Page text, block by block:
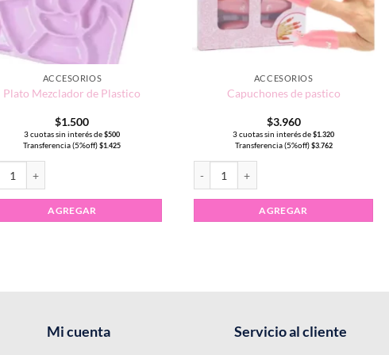
ACCESORIOS
Plato Mezclador de Plastico
$1.500
3 cuotas sin interés de$500
Transferencia (5%off)$1.425
AGREGAR
ACCESORIOS
Capuchones de pastico
$3.960
3 cuotas sin interés de$1.320
Transferencia (5%off)$3.762
AGREGAR
Mi cuenta Servicio al cliente